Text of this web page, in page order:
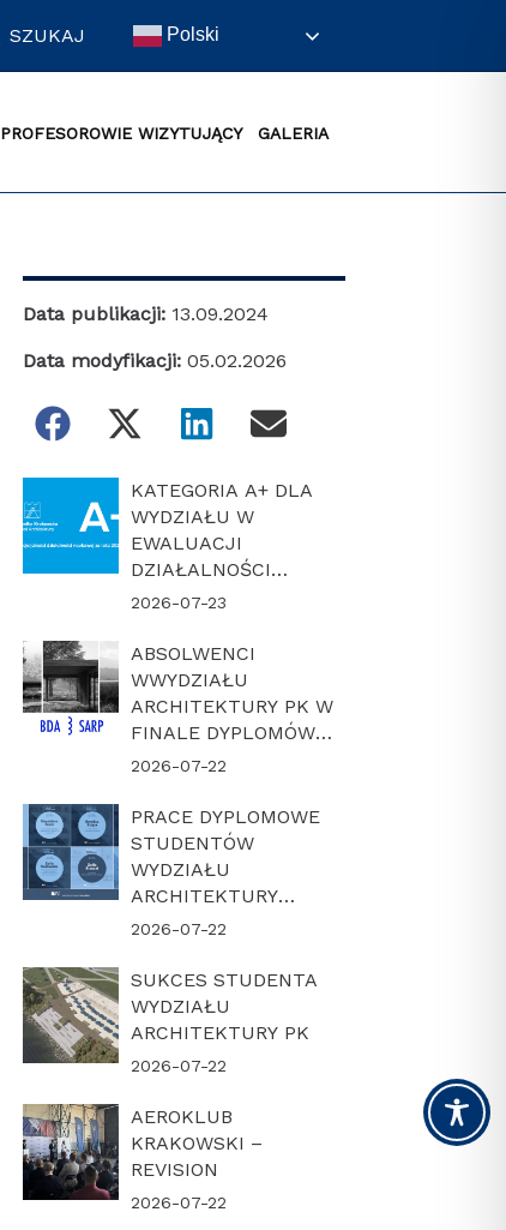
SZUKAJ Polski
PROFESOROWIE WIZYTUJĄCY GALERIA
Data publikacji: 13.09.2024
Data modyfikacji: 05.02.2026
KATEGORIA A+ DLA
WYDZIAŁU W
EWALUACJI
DZIAŁALNOŚCI
NAUKOWEJ W
2026-07-23
ABSOLWENCI
WWYDZIAŁU
ARCHITEKTURY PK W
FINALE DYPLOMÓW
ROKU BDA-SARP 2026
2026-07-22
PRACE DYPLOMOWE
STUDENTÓW
WYDZIAŁU
ARCHITEKTURY
POLITECHNIKI
FINALE KONKURSU
„DYPLOM Z
ARCHICADEM 2026”
2026-07-22
SUKCES STUDENTA
WYDZIAŁU
ARCHITEKTURY PK
2026-07-22
AEROKLUB
KRAKOWSKI –
REVISION
2026-07-22